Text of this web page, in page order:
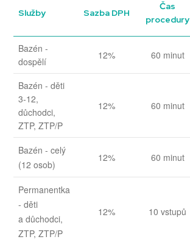
Služby Sazba DPH
Čas
procedury
Bazén -
dospělí
12% 60 minut
Bazén - děti
3-12,
důchodci,
ZTP, ZTP/P
12% 60 minut
Bazén - celý
(12 osob)
12% 60 minut
Permanentka
- děti
a důchodci,
ZTP, ZTP/P
12% 10 vstupů